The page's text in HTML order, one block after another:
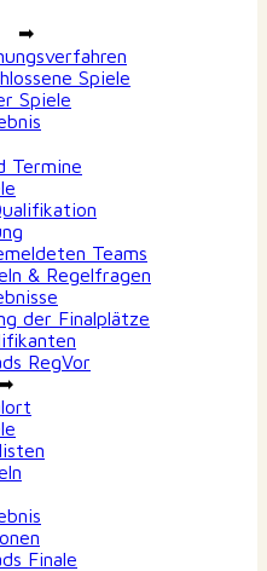
➡
Spiele
Spiele
Termine
Teams
& Regelfragen
der Finalplätze
RegVor
Finale